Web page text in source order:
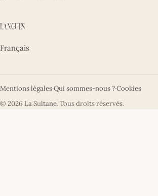
Langues
Français
Mentions légales·Qui sommes-nous ?·Cookies
© 2026 La Sultane. Tous droits réservés.